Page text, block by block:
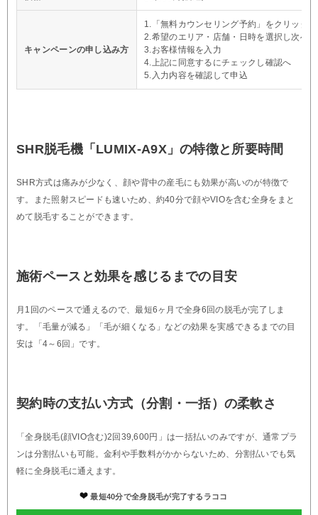
キャンペーンの申し込み方
1.「無料カウンセリング予約」をクリック
2.希望のエリア・店舗・日時を選択し次へ
3.お客様情報を入力
4.上記に同意するにチェックし確認へ
5.入力内容を確認して申込
SHR脱毛機「LUMIX-A9X」の特徴と所要時間
SHR方式は痛みが少なく、顔や背中の産毛にも効果が高いのが特徴で
す。また照射スピードも速いため、約40分で顔やVIOを含む全身をまと
めて脱毛することができます。
施術ペースと効果を感じるまでの目安
月1回のペースで通えるので、最短6ヶ月で全身6回の脱毛が完了しま
す。「毛量が減る」「毛が細くなる」などの効果を実感できるまでの目
安は「4～6回」です。
契約時の支払い方式（分割・一括）の柔軟さ
「全身脱毛(顔VIO含む)2回39,600円」は一括払いのみですが、通常プラ
ンは分割払いも可能。金利や手数料がかからないため、分割払いでも気
軽に全身脱毛に通えます。
最短40分で全身脱毛が完了するラココ